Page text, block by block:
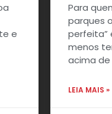
e
Para
parques
perfeita”
menos
acima
LEIA MAIS »